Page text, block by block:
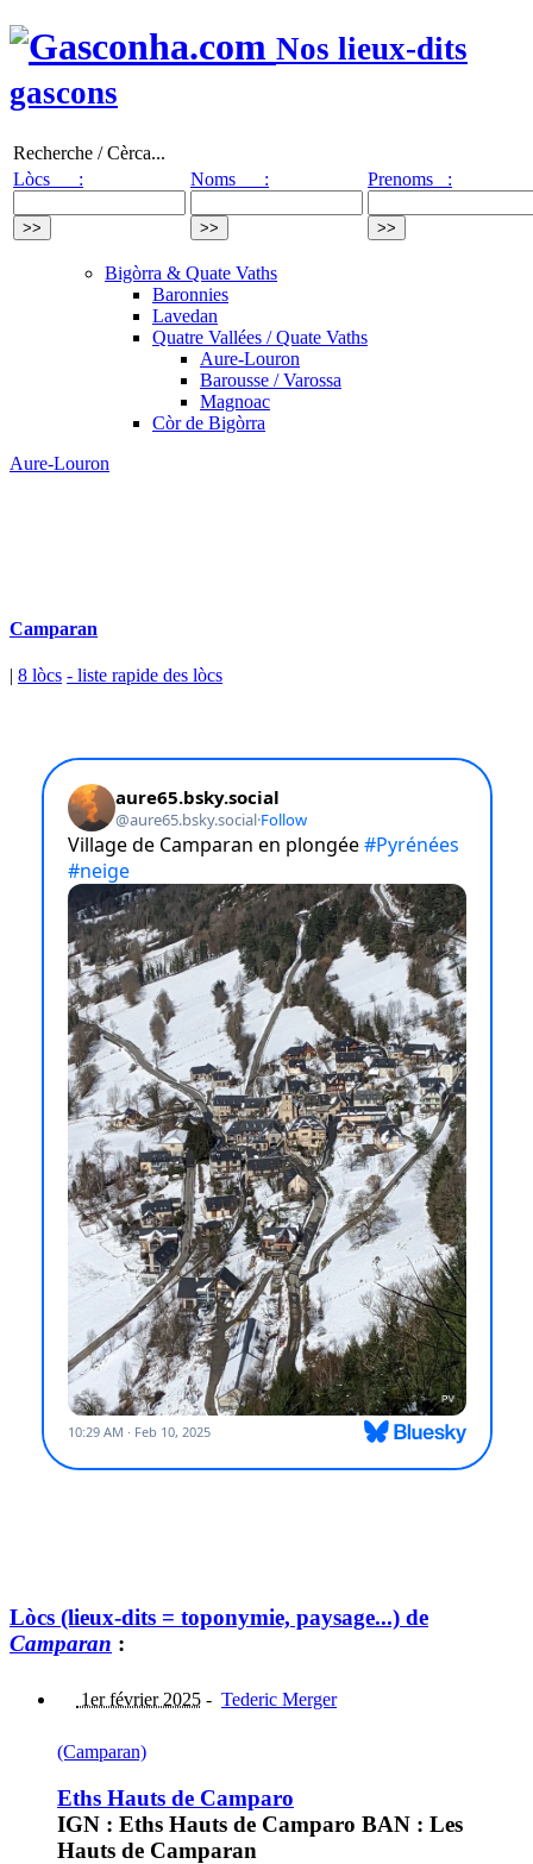
Nos lieux-dits
gascons
Recherche / Cèrca...
Lòcs :
Noms : Prenoms :
Bigòrra & Quate Vaths
Baronnies
Lavedan
Quatre Vallées / Quate Vaths
Aure-Louron
Barousse / Varossa
Magnoac
Còr de Bigòrra
Aure-Louron
Camparan
| 8 lòcs - liste rapide des lòcs
Lòcs (lieux-dits = toponymie, paysage...) de
Camparan :
1er février 2025 - Tederic Merger
(Camparan)
Eths Hauts de Camparo
IGN : Eths Hauts de Camparo BAN : Les
Hauts de Camparan